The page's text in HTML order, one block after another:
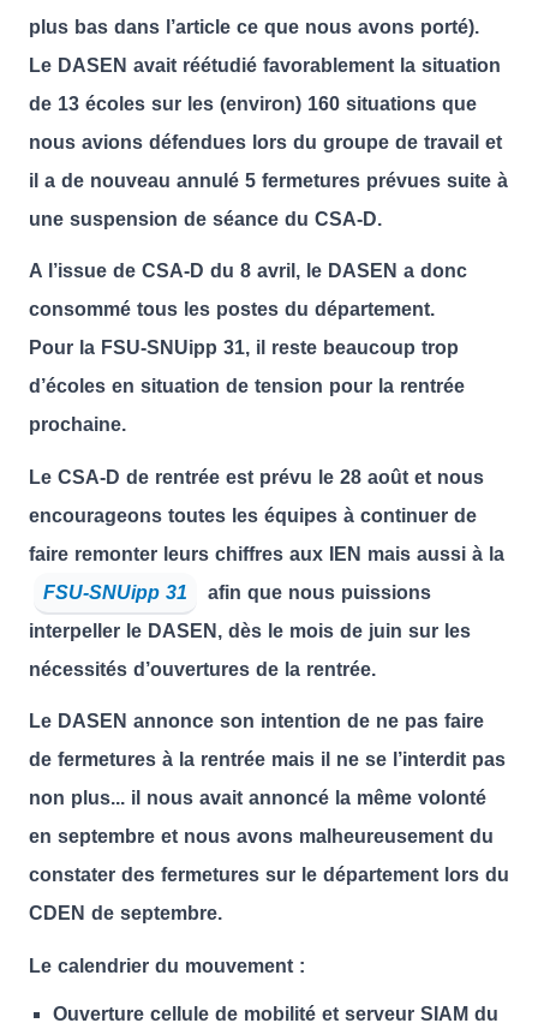
plus bas dans l’article ce que nous avons porté).
Le DASEN avait réétudié favorablement la situation
de 13 écoles sur les (environ) 160 situations que
nous avions défendues lors du groupe de travail et
il a de nouveau annulé 5 fermetures prévues suite à
une suspension de séance du CSA-D.
A l’issue de CSA-D du 8 avril, le DASEN a donc
consommé tous les postes du département.
Pour la FSU-SNUipp 31, il reste beaucoup trop
d’écoles en situation de tension pour la rentrée
prochaine.
Le CSA-D de rentrée est prévu le 28 août et nous
encourageons toutes les équipes à continuer de
faire remonter leurs chiffres aux IEN mais aussi à la
FSU-SNUipp 31
afin que nous puissions
interpeller le DASEN, dès le mois de juin sur les
nécessités d’ouvertures de la rentrée.
Le DASEN annonce son intention de ne pas faire
de fermetures à la rentrée mais il ne se l’interdit pas
non plus... il nous avait annoncé la même volonté
en septembre et nous avons malheureusement du
constater des fermetures sur le département lors du
CDEN de septembre.
Le calendrier du mouvement :
Ouverture cellule de mobilité et serveur SIAM du